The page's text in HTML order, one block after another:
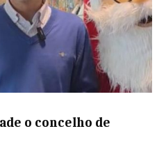
o concelho de